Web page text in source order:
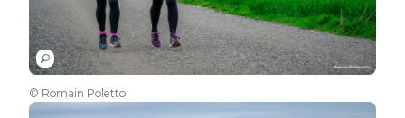
© Romain Poletto